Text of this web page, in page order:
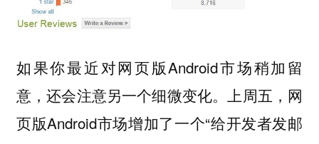
如果你最近对网页版Android市场稍加留
意，还会注意另一个细微变化。上周五，网
页版Android市场增加了一个“给开发者发邮